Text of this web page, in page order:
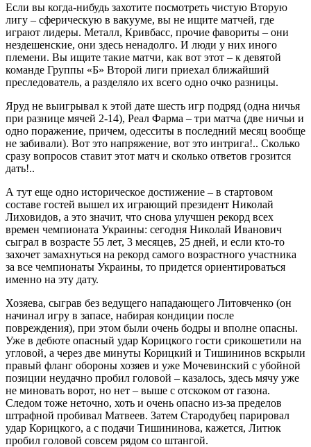
Если вы когда-нибудь захотите посмотреть чистую Вторую
лигу – сферическую в вакууме, вы не ищите матчей, где
играют лидеры. Металл, Кривбасс, прочие фавориты – они
нездешенские, они здесь ненадолго. И люди у них иного
племени. Вы ищите такие матчи, как вот этот – к девятой
команде Группы «Б» Второй лиги приехал ближайший
преследователь, а разделяло их всего одно очко разницы.
Яруд не выигрывал к этой дате шесть игр подряд (одна ничья
при разнице мячей 2-14), Реал Фарма – три матча (две ничьи и
одно поражение, причем, одесситы в последний месяц вообще
не забивали). Вот это напряжение, вот это интрига!.. Сколько
сразу вопросов ставит этот матч и сколько ответов грозится
дать!..
А тут еще одно историческое достижение – в стартовом
составе гостей вышел их играющий президент Николай
Лиховидов, а это значит, что снова улучшен рекорд всех
времен чемпионата Украины: сегодня Николай Иванович
сыграл в возрасте 55 лет, 3 месяцев, 25 дней, и если кто-то
захочет замахнуться на рекорд самого возрастного участника
за все чемпионаты Украины, то придется ориентироваться
именно на эту дату.
Хозяева, сыграв без ведущего нападающего Литовченко (он
начинал игру в запасе, набирая кондиции после
повреждения), при этом были очень бодры и вполне опасны.
Уже в дебюте опасный удар Корицкого гости срикошетили на
угловой, а через две минуты Корицкий и Тишининов вскрыли
правый фланг обороны хозяев и уже Мочевинский с убойной
позиции неудачно пробил головой – казалось, здесь мячу уже
не миновать ворот, но нет – выше с отскоком от газона.
Следом тоже неточно, хоть и очень опасно из-за пределов
штрафной пробивал Матвеев. Затем Стародубец парировал
удар Корицкого, а с подачи Тишининова, кажется, Литюк
пробил головой совсем рядом со штангой.